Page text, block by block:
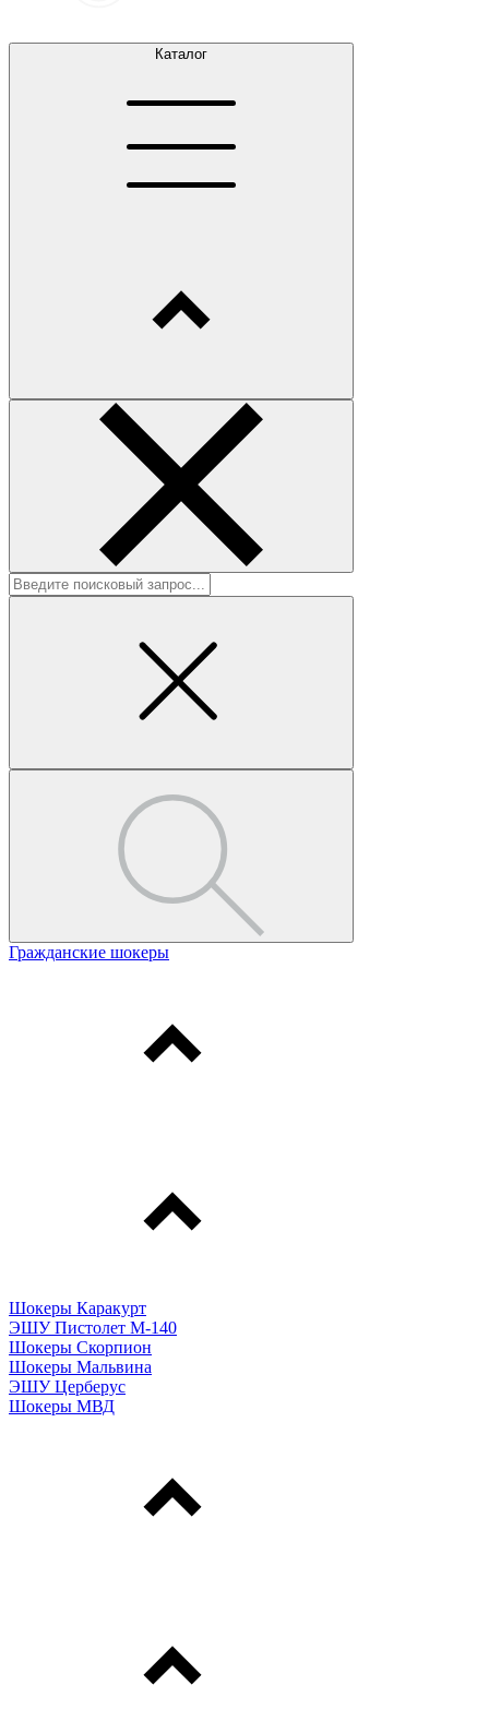
Каталог
Гражданские шокеры
Шокеры Каракурт
ЭШУ Пистолет М-140
Шокеры Скорпион
Шокеры Мальвина
ЭШУ Церберус
Шокеры МВД